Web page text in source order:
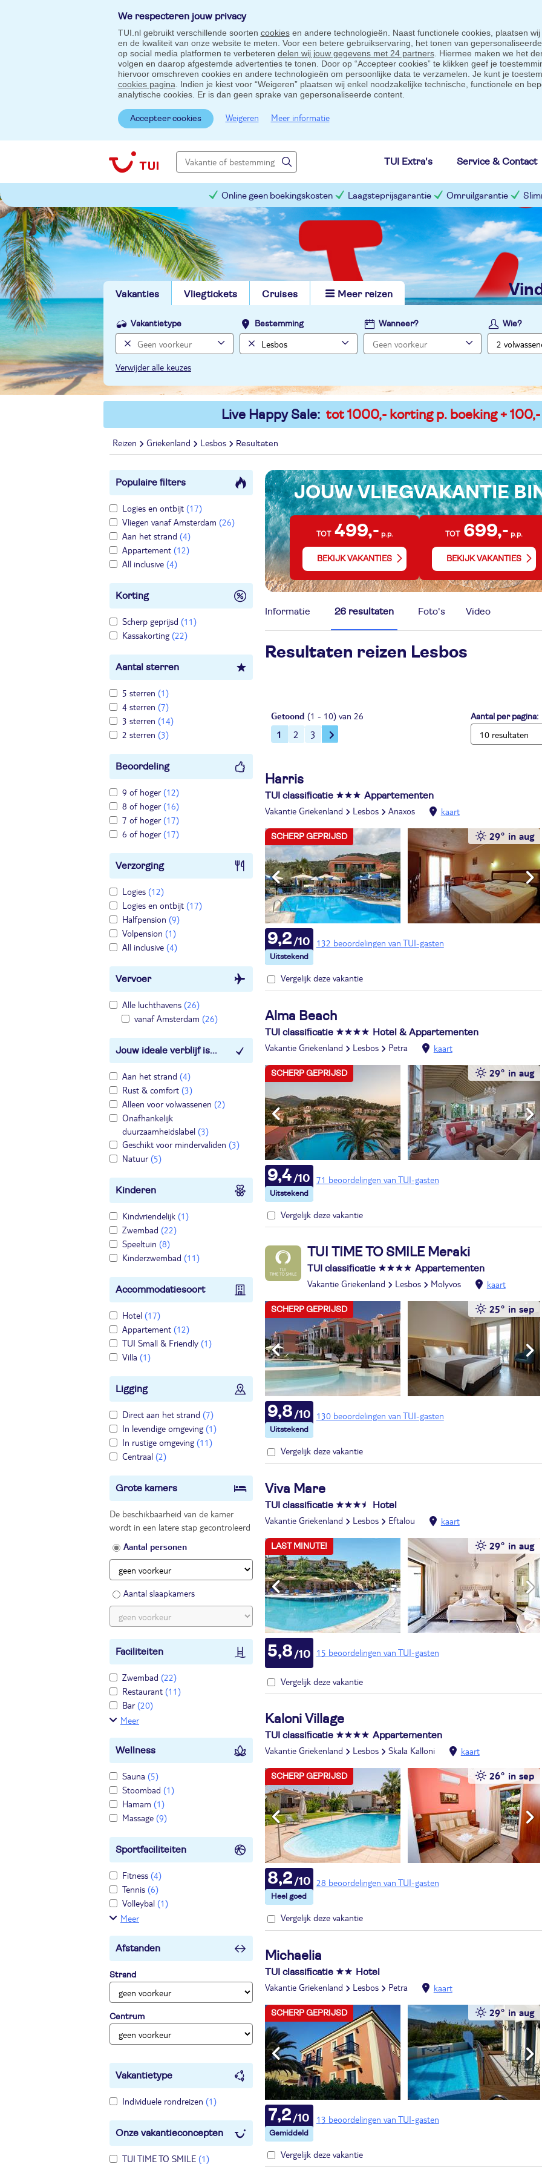
We respecteren jouw privacy
TUI.nl gebruikt verschillende soorten cookiesen andere technologieën. Naast functionele cookies, plaatsen
en de kwaliteit van onze website te meten. Voor een betere gebruikservaring, het tonen van
op social media platformen te verbeteren delen wij jouw gegevens met 24 partners. Hiermee maken we het
volgen en daarop afgestemde advertenties te tonen. Door op “Accepteer cookies” te klikken geef je
hiervoor omschreven cookies en andere technologieën om persoonlijke data te verzamelen. Je kunt je
cookies pagina . Indien je kiest voor “Weigeren” plaatsen wij enkel noodzakelijke technische, functionele en
analytische cookies. Er is dan geen sprake van gepersonaliseerde content.
Accepteer cookies Weigeren Meer informatie
TUI Extra's Service & Contact
Online geen boekingskosten Laagsteprijsgarantie Omruilgarantie
Vakanties Vliegtickets Cruises Meer reizen
Vakantietype Bestemming Wanneer? Wie?
Verwijder alle keuzes
Live Happy Sale: tot 1000,- korting p. boeking +
Reizen Griekenland Lesbos Resultaten
Populaire filters
Logies en ontbijt (17)
Vliegen vanaf Amsterdam (26)
Aan het strand (4)
Appartement (12)
All inclusive (4)
Korting
Scherp geprijsd (11)
Kassakorting (22)
Aantal sterren
5 sterren (1)
4 sterren (7)
3 sterren (14)
2 sterren (3)
Beoordeling
9 of hoger(12)
8 of hoger(16)
7 of hoger(17)
6 of hoger(17)
Verzorging
Logies (12)
Logies en ontbijt (17)
Halfpension (9)
Volpension (1)
All inclusive (4)
Vervoer
Alle luchthavens (26)
vanaf Amsterdam (26)
Jouw ideale verblijf is...
Aan het strand (4)
Rust & comfort (3)
Alleen voor volwassenen (2)
Onafhankelijk
duurzaamheidslabel (3)
Geschikt voor mindervaliden (3)
Natuur(5)
Kinderen
Kindvriendelijk (1)
Zwembad (22)
Speeltuin (8)
Kinderzwembad (11)
Accommodatiesoort
Hotel (17)
Appartement (12)
TUI Small & Friendly (1)
Villa (1)
Ligging
Direct aan het strand (7)
In levendige omgeving (1)
In rustige omgeving (11)
Centraal (2)
Grote kamers
De beschikbaarheid van de kamer
wordt in een latere stap gecontroleerd
Aantal personen
Aantal slaapkamers
Faciliteiten
Zwembad (22)
Restaurant (11)
Bar(20)
Meer
Wellness
Sauna (5)
Stoombad (1)
Hamam (1)
Massage (9)
Sportfaciliteiten
Fitness (4)
Tennis (6)
Volleybal (1)
Meer
Afstanden
Strand
Centrum
Vakantietype
Individuele rondreizen (1)
Onze vakantieconcepten
TUI TIME TO SMILE (1)
JOUW VLIEGVAKANTIE
TOT 499,- p.p.
BEKIJK VAKANTIES
TOT 699,- p.p.
BEKIJK VAKANTIES
Informatie 26 resultaten Foto's Video
Resultaten reizen Lesbos
Getoond (1 - 10) van 26
1 2 3
Aantal per pagina:
Harris
TUI classificatie Appartementen
Vakantie Griekenland Lesbos Anaxos kaart
29° in aug
SCHERP GEPRIJSD
132 beoordelingen van TUI-gasten
9,2
Vergelijk deze vakantie
Alma Beach
TUI classificatie Hotel & Appartementen
Vakantie Griekenland Lesbos Petra kaart
29° in aug
SCHERP GEPRIJSD
71 beoordelingen van TUI-gasten
9,4
Vergelijk deze vakantie
TUI TIME TO SMILE Meraki
TUI classificatie Appartementen
Vakantie Griekenland Lesbos Molyvos kaart
25° in sep
SCHERP GEPRIJSD
130 beoordelingen van TUI-gasten
9,8
Vergelijk deze vakantie
Viva Mare
TUI classificatie Hotel
Vakantie Griekenland Lesbos Eftalou kaart
29° in aug
LAST MINUTE!
15 beoordelingen van TUI-gasten
5,8
Vergelijk deze vakantie
Kaloni Village
TUI classificatie Appartementen
Vakantie Griekenland Lesbos Skala Kalloni kaart
26° in sep
SCHERP GEPRIJSD
28 beoordelingen van TUI-gasten
8,2
Vergelijk deze vakantie
Michaelia
TUI classificatie Hotel
Vakantie Griekenland Lesbos Petra kaart
29° in aug
SCHERP GEPRIJSD
13 beoordelingen van TUI-gasten
7,2
Vergelijk deze vakantie